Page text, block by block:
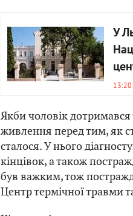
У
Якби чоловік
живлення перед тим, як
сталося. У нього
кінцівок, а також
був важким, тож
Центр термічної травми